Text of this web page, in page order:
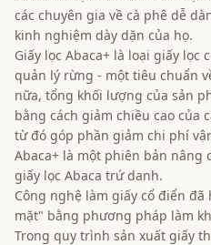
các chuyên gia về cà phê dễ
kinh nghiệm dày dặn của họ.
Giấy lọc Abaca+ là loại giấy lọc
quản lý rừng - một tiêu chuẩn
nữa, tổng khối lượng của sản
bằng cách giảm chiều cao của
từ đó góp phần giảm chi phí
Abaca+ là một phiên bản nâng
giấy lọc Abaca trứ danh.
Công nghệ làm giấy cổ điển
mặt" bằng phương pháp làm
Trong quy trình sản xuất giấy